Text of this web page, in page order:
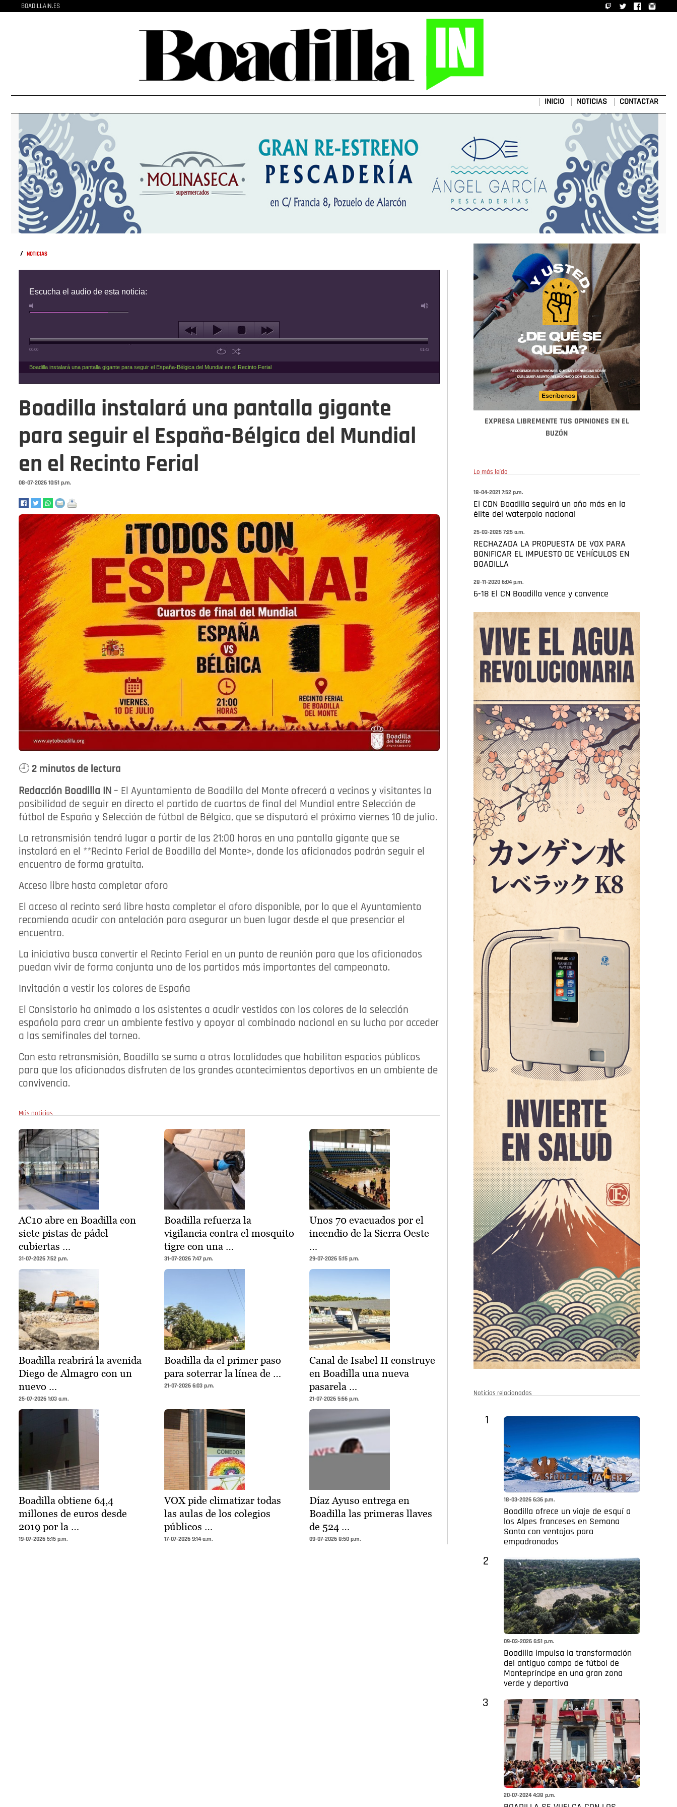
BOADILLAIN.ES
INICIO NOTICIAS CONTACTAR
/ NOTICIAS
Escucha el audio de esta noticia:
00:00 01:42
Boadilla instalará una pantalla gigante para seguir el España-Bélgica del Mundial en el Recinto Ferial
Boadilla instalará una pantalla gigante
para seguir el España-Bélgica del Mundial
en el Recinto Ferial
08-07-2026 10:51 p.m.
🕘 2 minutos de lectura
Redacción Boadilla IN – El Ayuntamiento de Boadilla del Monte ofrecerá a vecinos y visitantes la
posibilidad de seguir en directo el partido de cuartos de final del Mundial entre Selección de
fútbol de España y Selección de fútbol de Bélgica, que se disputará el próximo viernes 10 de julio.
La retransmisión tendrá lugar a partir de las 21:00 horas en una pantalla gigante que se
instalará en el **Recinto Ferial de Boadilla del Monte>, donde los aficionados podrán seguir el
encuentro de forma gratuita.
Acceso libre hasta completar aforo
El acceso al recinto será libre hasta completar el aforo disponible, por lo que el Ayuntamiento
recomienda acudir con antelación para asegurar un buen lugar desde el que presenciar el
encuentro.
La iniciativa busca convertir el Recinto Ferial en un punto de reunión para que los aficionados
puedan vivir de forma conjunta uno de los partidos más importantes del campeonato.
Invitación a vestir los colores de España
El Consistorio ha animado a los asistentes a acudir vestidos con los colores de la selección
española para crear un ambiente festivo y apoyar al combinado nacional en su lucha por acceder
a las semifinales del torneo.
Con esta retransmisión, Boadilla se suma a otras localidades que habilitan espacios públicos
para que los aficionados disfruten de los grandes acontecimientos deportivos en un ambiente de
convivencia.
Más noticias
AC10 abre en Boadilla con
siete pistas de pádel
cubiertas …
31-07-2026 7:52 p.m.
Boadilla refuerza la
vigilancia contra el mosquito
tigre con una …
31-07-2026 7:47 p.m.
Unos 70 evacuados por el
incendio de la Sierra Oeste
…
29-07-2026 5:15 p.m.
Boadilla reabrirá la avenida
Diego de Almagro con un
nuevo …
25-07-2026 1:03 a.m.
Boadilla da el primer paso
para soterrar la línea de …
21-07-2026 6:03 p.m.
Canal de Isabel II construye
en Boadilla una nueva
pasarela …
21-07-2026 5:56 p.m.
Boadilla obtiene 64,4
millones de euros desde
2019 por la …
19-07-2026 5:15 p.m.
VOX pide climatizar todas
las aulas de los colegios
públicos …
17-07-2026 9:14 a.m.
Díaz Ayuso entrega en
Boadilla las primeras llaves
de 524 …
09-07-2026 8:50 p.m.
EXPRESA LIBREMENTE TUS OPINIONES EN EL
BUZÓN
Lo más leído
18-04-2021 7:52 p.m.
El CDN Boadilla seguirá un año más en la
élite del waterpolo nacional
25-03-2025 7:25 a.m.
RECHAZADA LA PROPUESTA DE VOX PARA
BONIFICAR EL IMPUESTO DE VEHÍCULOS EN
BOADILLA
28-11-2020 6:04 p.m.
6-18 El CN Boadilla vence y convence
Noticias relacionadas
1
18-03-2026 6:36 p.m.
Boadilla ofrece un viaje de esquí a
los Alpes franceses en Semana
Santa con ventajas para
empadronados
2
09-03-2026 6:51 p.m.
Boadilla impulsa la transformación
del antiguo campo de fútbol de
Montepríncipe en una gran zona
verde y deportiva
3
20-07-2024 4:38 p.m.